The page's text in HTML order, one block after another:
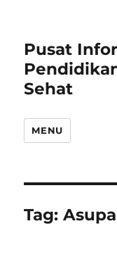
Pusat
Sehat
MENU
Tag: